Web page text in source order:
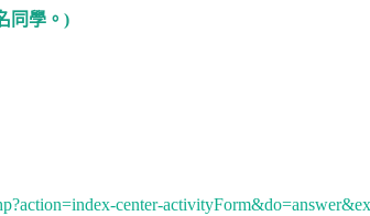
同學。 )
center-